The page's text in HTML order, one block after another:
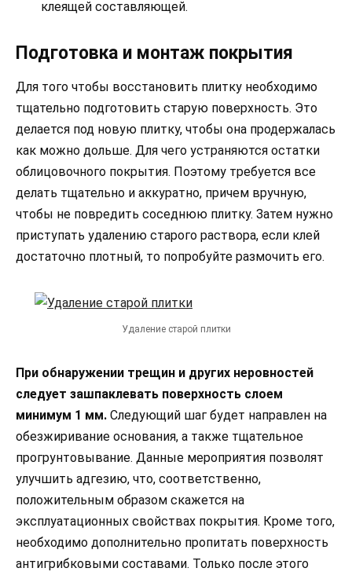
клеящей составляющей.
Подготовка и монтаж покрытия
Для того чтобы восстановить плитку необходимо
тщательно подготовить старую поверхность. Это
делается под новую плитку, чтобы она продержалась
как можно дольше. Для чего устраняются остатки
облицовочного покрытия. Поэтому требуется все
делать тщательно и аккуратно, причем вручную,
чтобы не повредить соседнюю плитку. Затем нужно
приступать удалению старого раствора, если клей
достаточно плотный, то попробуйте размочить его.
Удаление старой плитки
При обнаружении трещин и других неровностей
следует зашпаклевать поверхность слоем
минимум 1 мм. Следующий шаг будет направлен на
обезжиривание основания, а также тщательное
прогрунтовывание. Данные мероприятия позволят
улучшить адгезию, что, соответственно,
положительным образом скажется на
эксплуатационных свойствах покрытия. Кроме того,
необходимо дополнительно пропитать поверхность
антигрибковыми составами. Только после этого